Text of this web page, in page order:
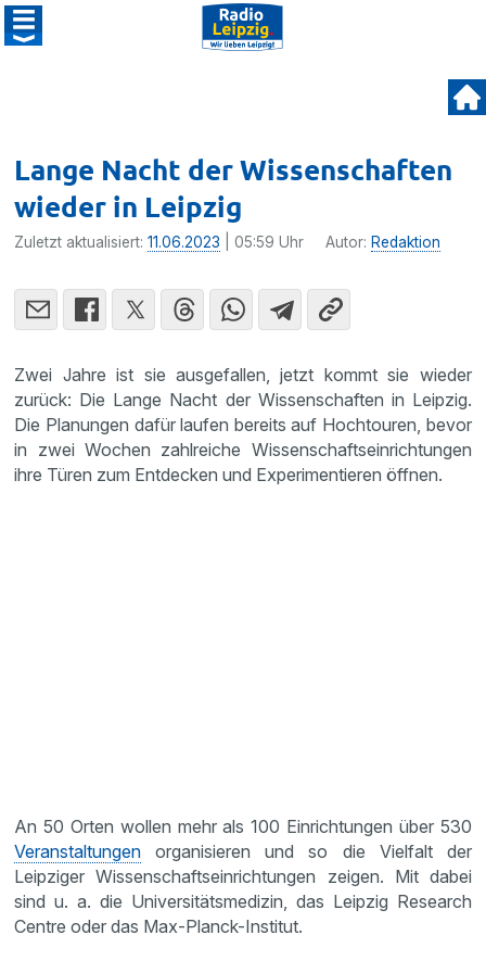
Lange Nacht der Wissenschaften
wieder in Leipzig
Zuletzt aktualisiert:11.06.2023 | 05:59 Uhr Autor: Redaktion
Zwei Jahre ist sie ausgefallen, jetzt kommt sie wieder
zurück: Die Lange Nacht der Wissenschaften in Leipzig.
Die Planungen dafür laufen bereits auf Hochtouren, bevor
in zwei Wochen zahlreiche Wissenschaftseinrichtungen
ihre Türen zum Entdecken und Experimentieren öffnen.
An 50 Orten wollen mehr als 100 Einrichtungen über 530
Veranstaltungen organisieren und so die Vielfalt der
Leipziger Wissenschaftseinrichtungen zeigen. Mit dabei
sind u. a. die Universitätsmedizin, das Leipzig Research
Centre oder das Max-Planck-Institut.